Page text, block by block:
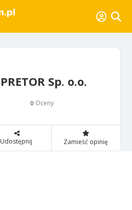
PRETOR Sp. o.o.
0 Oceny
Udostępnij Zamieść opinię